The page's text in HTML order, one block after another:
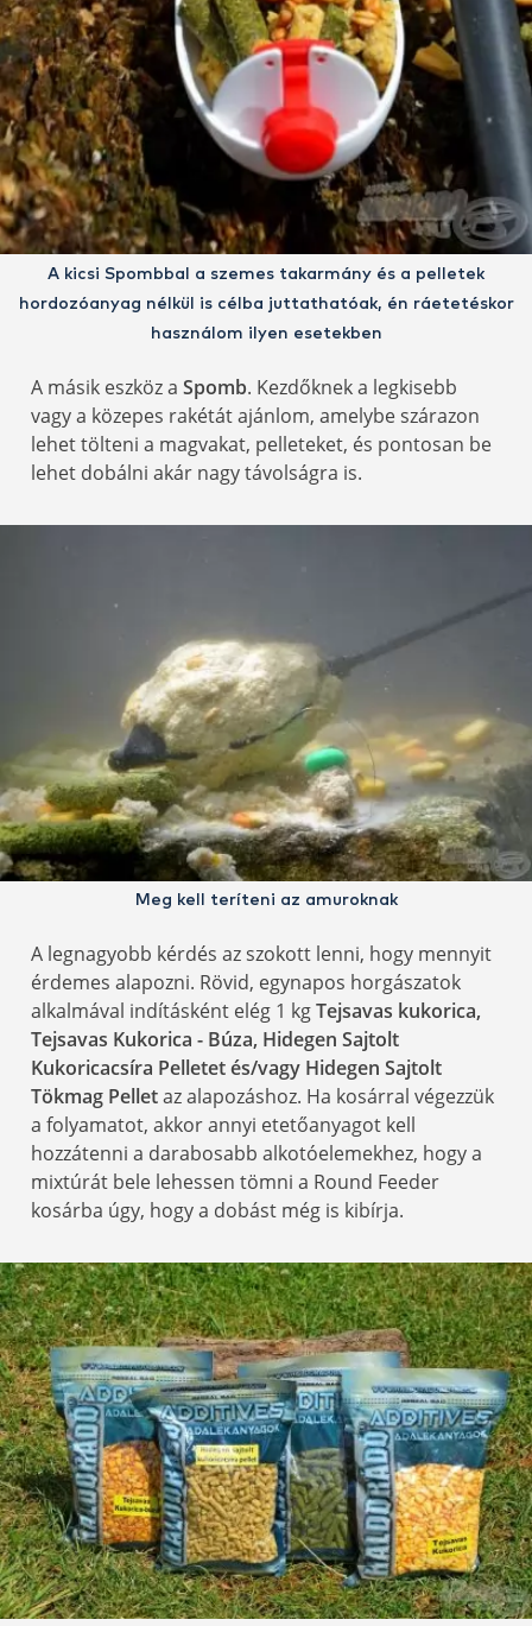
A kicsi Spombbal a szemes takarmány és a pelletek
hordozóanyag nélkül is célba juttathatóak, én ráetetéskor
használom ilyen esetekben
A másik eszköz a Spomb. Kezdőknek a legkisebb
vagy a közepes rakétát ajánlom, amelybe szárazon
lehet tölteni a magvakat, pelleteket, és pontosan be
lehet dobálni akár nagy távolságra is.
Meg kell teríteni az amuroknak
A legnagyobb kérdés az szokott lenni, hogy mennyit
érdemes alapozni. Rövid, egynapos horgászatok
alkalmával indításként elég 1 kgTejsavas kukorica,
Tejsavas Kukorica - Búza, Hidegen Sajtolt
Kukoricacsíra Pelletet és/vagy Hidegen Sajtolt
Tökmag Pelletaz alapozáshoz. Ha kosárral végezzük
a folyamatot, akkor annyi etetőanyagot kell
hozzátenni a darabosabb alkotóelemekhez, hogy a
mixtúrát bele lehessen tömni a Round Feeder
kosárba úgy, hogy a dobást még is kibírja.